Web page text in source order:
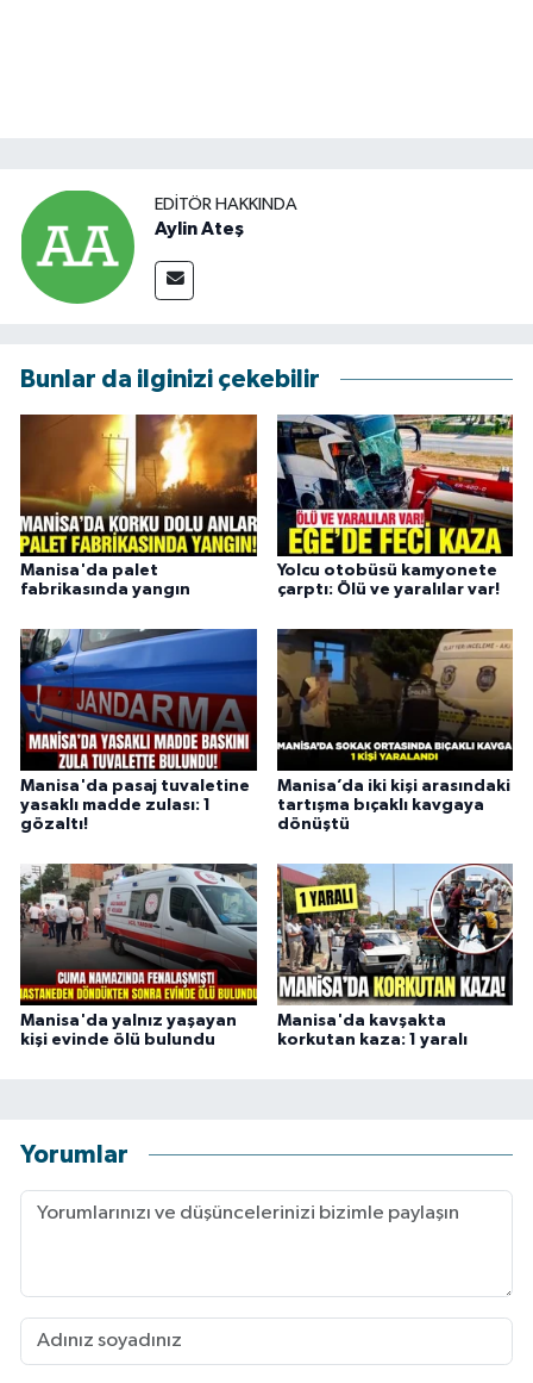
EDITÖR HAKKINDA
Aylin Ateş
Bunlar da ilginizi çekebilir
Manisa'da palet
fabrikasında yangın
Yolcu otobüsü kamyonete
çarptı: Ölü ve yaralılar var!
Manisa'da pasaj tuvaletine
yasaklı madde zulası: 1
gözaltı!
Manisa’da iki kişi arasındaki
tartışma bıçaklı kavgaya
dönüştü
Manisa'da yalnız yaşayan
kişi evinde ölü bulundu
Manisa'da kavşakta
korkutan kaza: 1 yaralı
Yorumlar